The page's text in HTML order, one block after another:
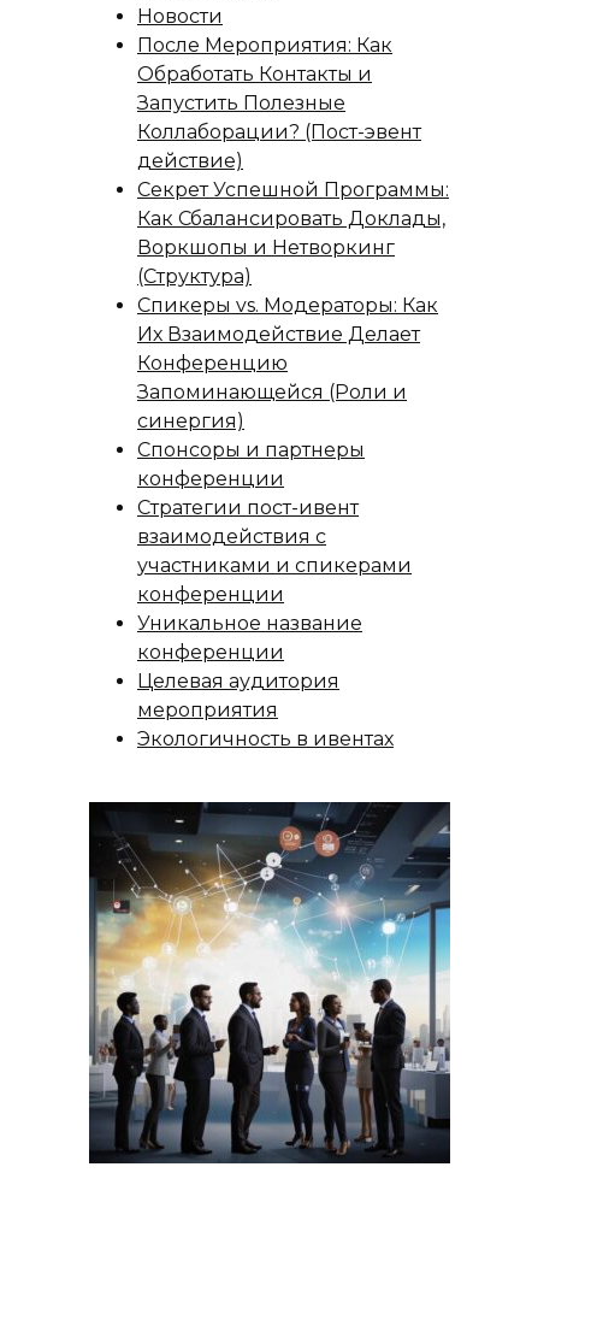
Новости
После Мероприятия: Как
Обработать Контакты и
Запустить Полезные
Коллаборации? (Пост-эвент
действие)
Секрет Успешной Программы:
Как Сбалансировать Доклады,
Воркшопы и Нетворкинг
(Структура)
Спикеры vs. Модераторы: Как
Их Взаимодействие Делает
Конференцию
Запоминающейся (Роли и
синергия)
Спонсоры и партнеры
конференции
Стратегии пост-ивент
взаимодействия с
участниками и спикерами
конференции
Уникальное название
конференции
Целевая аудитория
мероприятия
Экологичность в ивентах